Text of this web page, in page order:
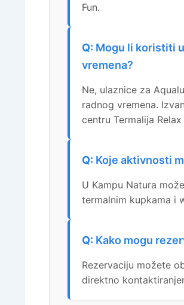
Fun.
Mogu li koristiti
vremena?
Ne, ulaznice za
radnog vremena.
centru Termalija Relax
Koje aktivnosti
U Kampu Natura
termalnim kupkama i
Kako mogu
Rezervaciju možete
direktno